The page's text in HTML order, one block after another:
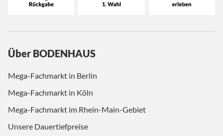
Über BODENHAUS
Mega-Fachmarkt in Berlin
Mega-Fachmarkt in Köln
Mega-Fachmarkt im Rhein-Main-Gebiet
Unsere Dauertiefpreise